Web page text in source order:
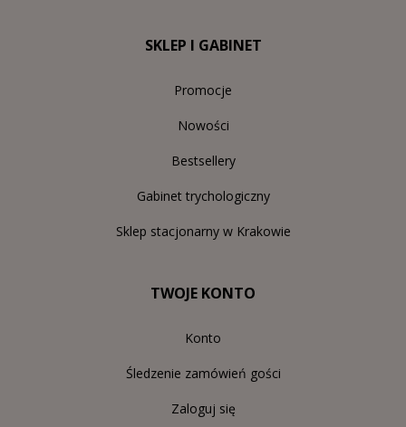
SKLEP I GABINET
Promocje
Nowości
Bestsellery
Gabinet trychologiczny
Sklep stacjonarny w Krakowie
TWOJE KONTO
Konto
Śledzenie zamówień gości
Zaloguj się